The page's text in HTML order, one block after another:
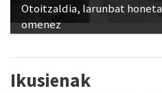
Otoitzaldia, larunbat
omenez
Ikusienak